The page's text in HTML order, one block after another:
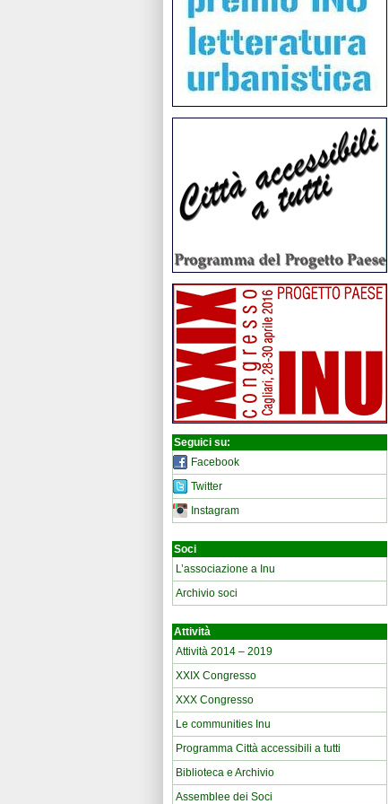
Seguici su:
Facebook
Twitter
Instagram
Soci
L’associazione a Inu
Archivio soci
Attività
Attività 2014 – 2019
XXIX Congresso
XXX Congresso
Le communities Inu
Programma Città accessibili a tutti
Biblioteca e Archivio
Assemblee dei Soci